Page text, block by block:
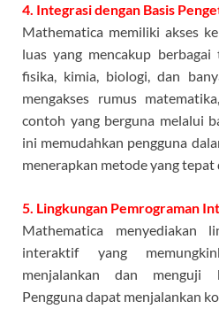
4. Integrasi dengan Basis
Mathematica memiliki akses
luas yang mencakup
fisika, kimia, biologi, dan
mengakses rumus
contoh yang berguna melalui
ini memudahkan pengguna
menerapkan metode yang tepat
5. Lingkungan Pemrograman
Mathematica menyediakan
interaktif yang
menjalankan dan menguji
Pengguna dapat menjalankan